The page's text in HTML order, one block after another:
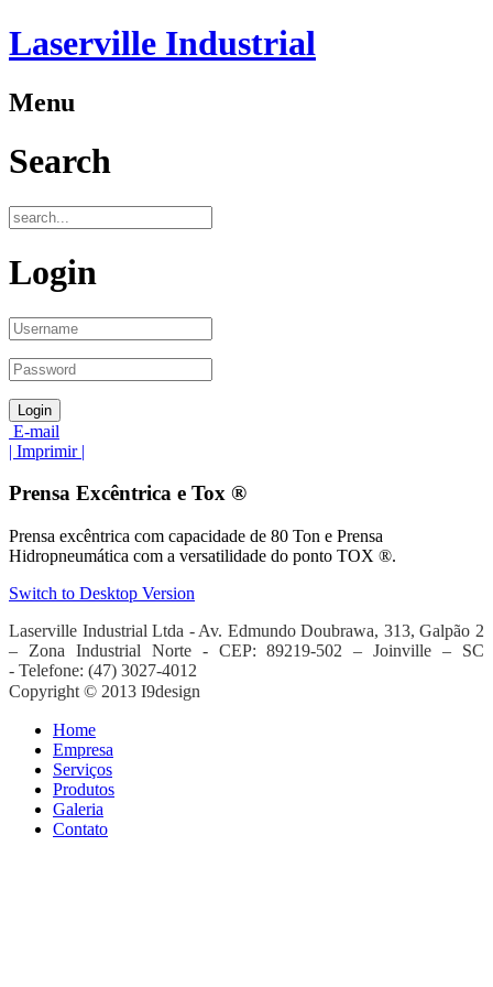
Laserville Industrial
Menu
Search
Login
E-mail
| Imprimir |
Prensa Excêntrica e Tox ®
Prensa excêntrica com capacidade de 80 Ton e Prensa
Hidropneumática com a versatilidade do ponto TOX ®.
Switch to Desktop Version
Laserville Industrial Ltda - Av. Edmundo Doubrawa, 313, Galpão 2
– Zona Industrial Norte - CEP: 89219-502 – Joinville – SC
- Telefone: (47) 3027-4012
Copyright © 2013 I9design
Home
Empresa
Serviços
Produtos
Galeria
Contato